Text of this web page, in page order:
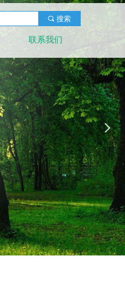
联系我们
끠 搜索
넲